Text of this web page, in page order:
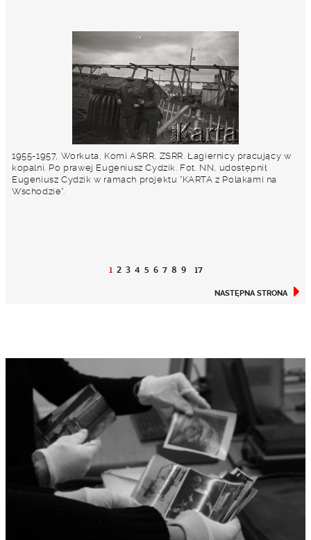
1955-1957, Workuta, Komi ASRR, ZSRR. Łagiernicy pracujący w
kopalni. Po prawej Eugeniusz Cydzik. Fot. NN, udostępnił
Eugeniusz Cydzik w ramach projektu "KARTA z Polakami na
Wschodzie".
1 2 3 4 5 6 7 8 9
NASTĘPNA STRONA
17